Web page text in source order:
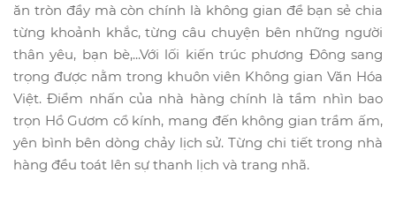
ăn tròn đầy mà còn chính là không gian để bạn sẻ chia
từng khoảnh khắc, từng câu chuyện bên những người
thân yêu, bạn bè,...Với lối kiến trúc phương Đông sang
trọng được nằm trong khuôn viên Không gian Văn Hóa
Việt. Điểm nhấn của nhà hàng chính là tầm nhìn bao
trọn Hồ Gươm cổ kính, mang đến không gian trầm ấm,
yên bình bên dòng chảy lịch sử. Từng chi tiết trong nhà
hàng đều toát lên sự thanh lịch và trang nhã.